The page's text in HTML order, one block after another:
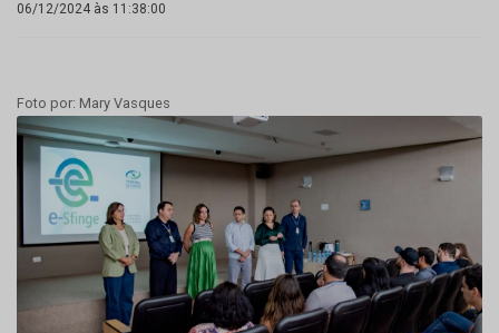
06/12/2024 às 11:38:00
Foto por: Mary Vasques